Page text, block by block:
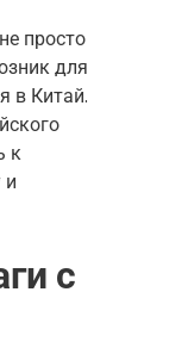
просто
для
в Китай.
к
и
с